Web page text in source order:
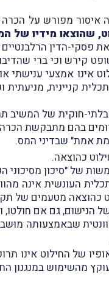
הגם שאין בסעיף 32 לפקודת
שהוצאו מידיו
את פסקי-הדין
קירש וכי ברי
אינו אמצעי
קניינית,
חוקית של המשיב
בהם מתבקשת
אמת" שבדיני המס.
כהוצאה.
של "סיכון מסיכוני
העונשית אינה
כהוצאה מטעמים של
גם אם חולטו,
שבאמצעותה
של החילוט אינו
מהשימוש במנגנון